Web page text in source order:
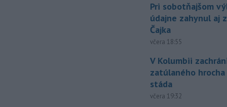
Pri sobotňajšom
údajne zahynul aj
Čajka
včera 18:55
V Kolumbii
zatúlaného hrocha
stáda
včera 19:32